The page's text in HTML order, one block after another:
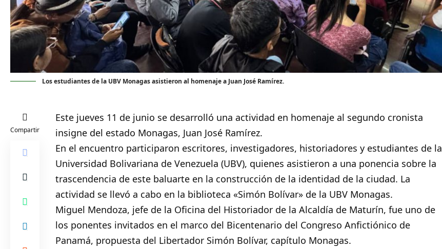
Los estudiantes de la UBV Monagas asistieron al homenaje a Juan José Ramírez.
Compartir
Este jueves 11 de junio se desarrolló una actividad en homenaje al segundo cronista
insigne del estado Monagas, Juan José Ramírez.
En el encuentro participaron escritores, investigadores, historiadores y estudiantes de la
Universidad Bolivariana de Venezuela (UBV), quienes asistieron a una ponencia sobre la
trascendencia de este baluarte en la construcción de la identidad de la ciudad. La
actividad se llevó a cabo en la biblioteca «Simón Bolívar» de la UBV Monagas.
​Miguel Mendoza, jefe de la Oficina del Historiador de la Alcaldía de Maturín, fue uno de
los ponentes invitados en el marco del Bicentenario del Congreso Anfictiónico de
Panamá, propuesta del Libertador Simón Bolívar, capítulo Monagas.